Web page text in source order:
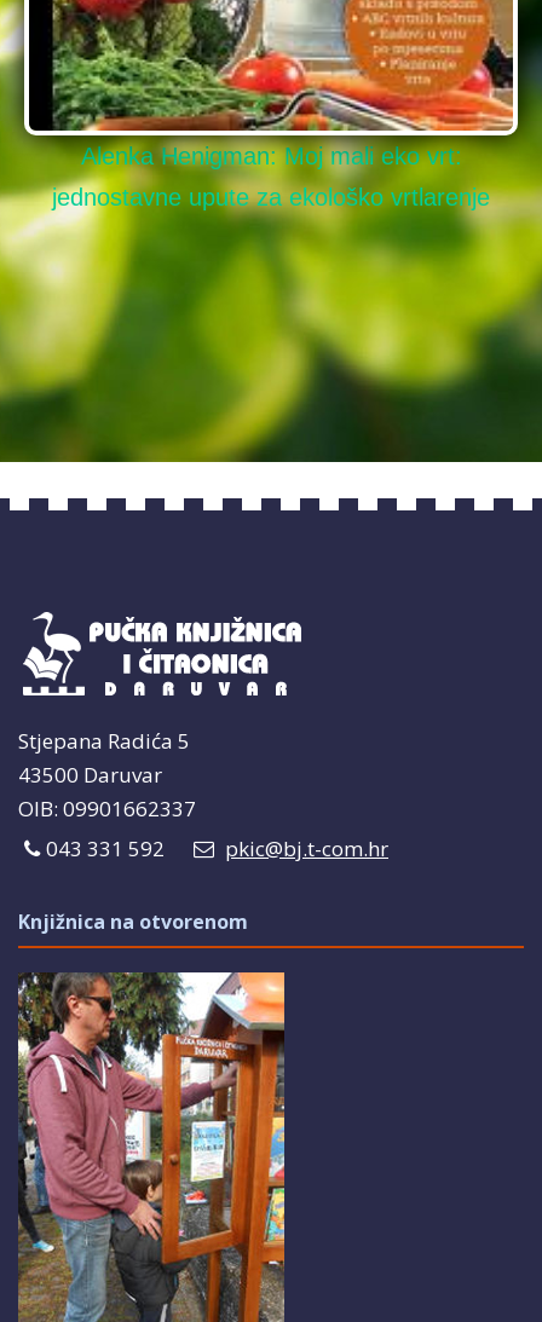
Alenka Henigman: Moj mali eko vrt:
jednostavne upute za ekološko vrtlarenje
Stjepana Radića 5
43500 Daruvar
OIB: 09901662337
043 331 592
pkic@bj.t-com.hr
Knjižnica na otvorenom